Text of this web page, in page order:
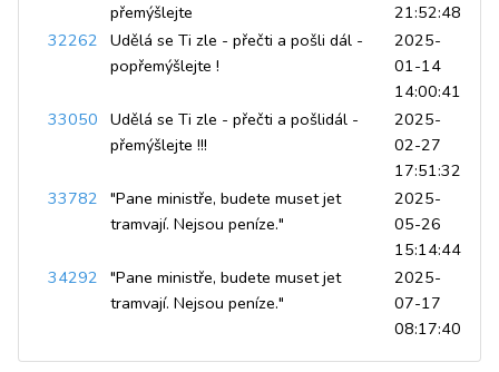
přemýšlejte
21:52:48
32262 Udělá se Ti zle - přečti a pošli dál -
popřemýšlejte !
2025-
01-14
14:00:41
33050 Udělá se Ti zle - přečti a pošlidál -
přemýšlejte !!!
2025-
02-27
17:51:32
33782 "Pane ministře, budete muset jet
tramvají. Nejsou peníze."
2025-
05-26
15:14:44
34292 "Pane ministře, budete muset jet
tramvají. Nejsou peníze."
2025-
07-17
08:17:40